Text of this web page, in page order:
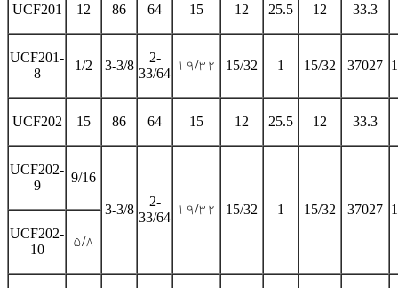
UCF201 12 86 64 15 12 25.5 12 33.3
UCF201-
8
1/2 3-3/8
2-
33/64
۱۹/۳۲ 15/32 1 15/32 37027
UCF202 15 86 64 15 12 25.5 12 33.3
UCF202-
9
9/16
3-3/8
2-
33/64
۱۹/۳۲ 15/32 1 15/32 37027
UCF202-
10
۵/۸